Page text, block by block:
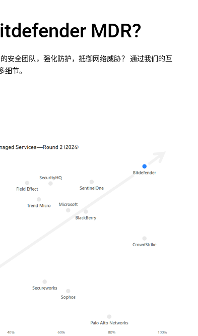
MDR?
安全团队，强化防护，抵御网络威胁？ 通过我们的互
节。​